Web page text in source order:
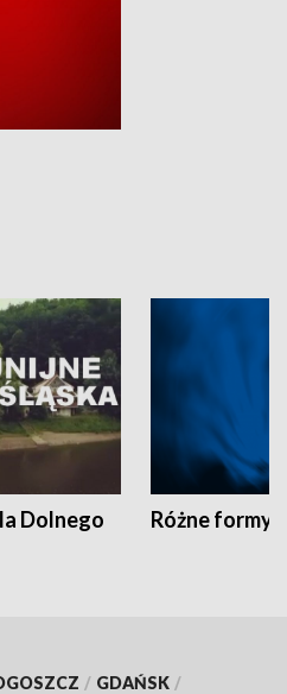
Dolnego
Różne formy
/ GDAŃSK /